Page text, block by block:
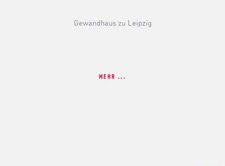
Gewandhaus zu Leipzig
MEHR ...